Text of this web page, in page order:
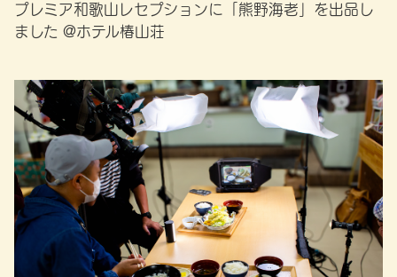
プレミア和歌山レセプションに「熊野海老」を出品し
ました @ホテル椿山荘